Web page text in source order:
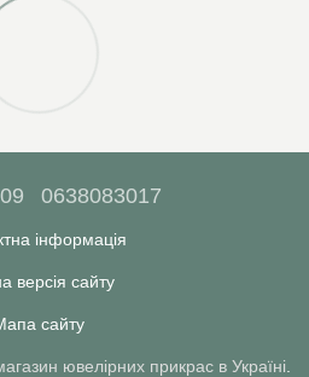
0638083017
інформація
версія сайту
сайту
ювелірних прикрас в Україні